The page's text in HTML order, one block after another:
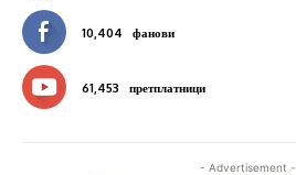
10,404 фанови
61,453 претплатници
- Advertisement -